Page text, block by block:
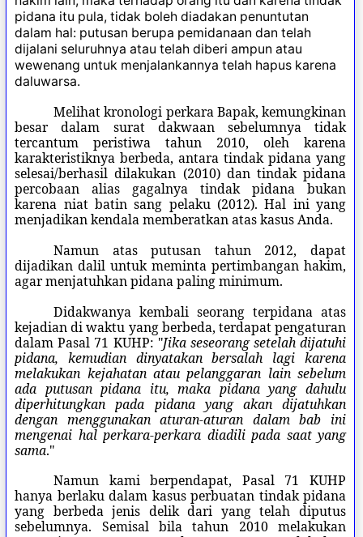
pidana itu pula, tidak boleh diadakan penuntutan
dalam hal: putusan berupa pemidanaan dan telah
dijalani seluruhnya atau telah diberi ampun atau
wewenang untuk menjalankannya telah hapus karena
daluwarsa.
Melihat kronologi perkara Bapak, kemungkinan
besar dalam surat dakwaan sebelumnya tidak
tercantum peristiwa tahun 2010, oleh karena
karakteristiknya berbeda, antara tindak pidana yang
selesai/berhasil dilakukan (2010) dan tindak pidana
percobaan alias gagalnya tindak pidana bukan
karena niat batin sang pelaku (2012). Hal ini yang
menjadikan kendala memberatkan atas kasus Anda.
Namun atas putusan tahun 2012, dapat
dijadikan dalil untuk meminta pertimbangan hakim,
agar menjatuhkan pidana paling minimum.
Didakwanya kembali seorang terpidana atas
kejadian di waktu yang berbeda, terdapat pengaturan
dalam Pasal 71 KUHP: "Jika seseorang setelah dijatuhi
pidana, kemudian dinyatakan bersalah lagi karena
melakukan kejahatan atau pelanggaran lain sebelum
ada putusan pidana itu, maka pidana yang dahulu
diperhitungkan pada pidana yang akan dijatuhkan
dengan menggunakan aturan-aturan dalam bab ini
mengenai hal perkara-perkara diadili pada saat yang
sama."
Namun kami berpendapat, Pasal 71 KUHP
hanya berlaku dalam kasus perbuatan tindak pidana
yang berbeda jenis delik dari yang telah diputus
sebelumnya. Semisal bila tahun 2010 melakukan